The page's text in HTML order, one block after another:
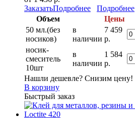
ЗаказатьПодробнее
Подробнее
Объем
Цены
50 мл.(без
носиков)
в
наличии
7 459
р.
носик-
смеситель
10шт
в
наличии
1 584
р.
Нашли дешевле? Снизим цену!
В корзину
Быстрый заказ